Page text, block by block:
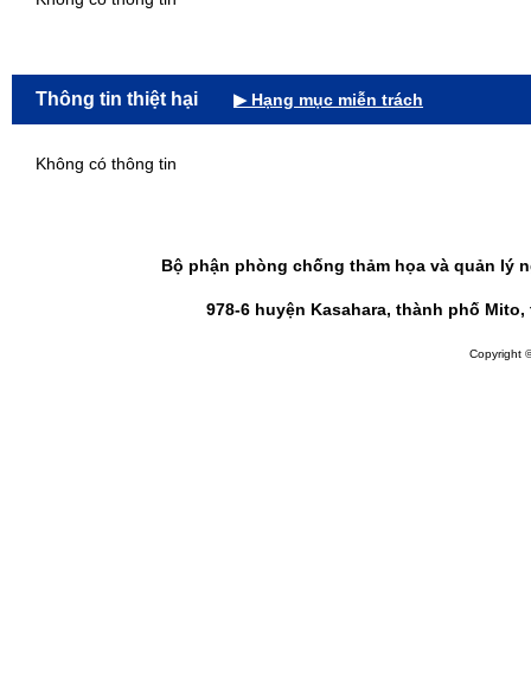
Thông tin thiệt hại ▶ Hạng mục miễn trách
Không có thông tin
Bộ phận phòng chống thảm họa và quản lý
978-6 huyện Kasahara, thành phố
Copyright